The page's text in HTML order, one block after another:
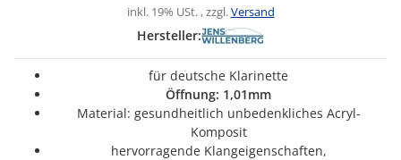
inkl. 19% USt. , zzgl.Versand
Hersteller:
für deutsche Klarinette
Öffnung: 1,01mm
Material: gesundheitlich unbedenkliches Acryl-
Komposit
hervorragende Klangeigenschaften,